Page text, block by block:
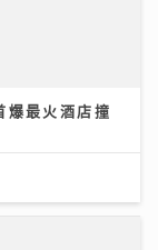
爆最火酒店撞